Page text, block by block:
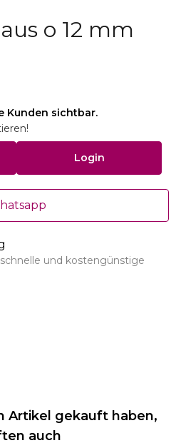
o 12 mm
Kunden sichtbar.
Login
und kostengünstige
Artikel gekauft haben,
auch